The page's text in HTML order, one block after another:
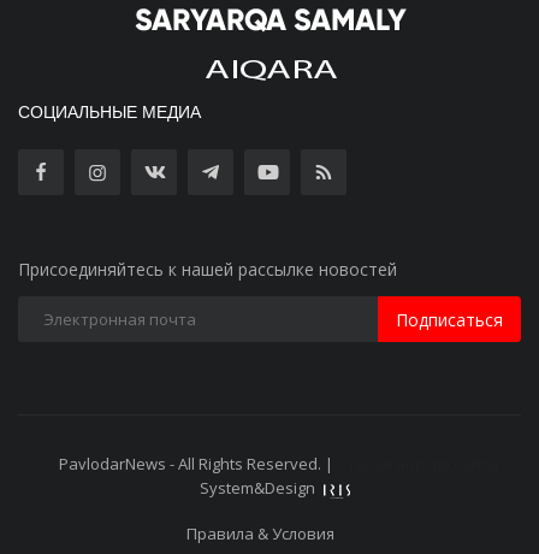
СОЦИАЛЬНЫЕ МЕДИА
Присоединяйтесь к нашей рассылке новостей
Подписаться
PavlodarNews - All Rights Reserved. |
System&Design
Правила & Условия